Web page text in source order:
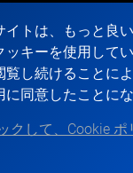
イトは、もっと良
ッキーを使用して
覧し続けることに
に同意したことにな
クして、Cookie
メール:
TEL:+886-2-2
FAX: +886-2-2
ELECTRONIC